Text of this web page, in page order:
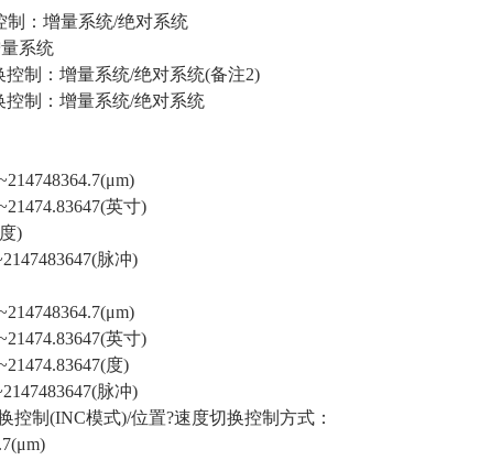
制：增量系统/绝对系统
系统
制：增量系统/绝对系统(备注2)
制：增量系统/绝对系统
英寸)
)
脉冲)
英寸)
度)
脉冲)
制(INC模式)/位置?速度切换控制方式：